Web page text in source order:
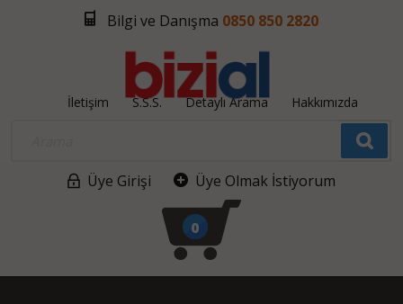
Bilgi ve Danışma 0850 850 2820
İletişim S.S.S. Detaylı Arama Hakkımızda
Üye Girişi Üye Olmak İstiyorum
0